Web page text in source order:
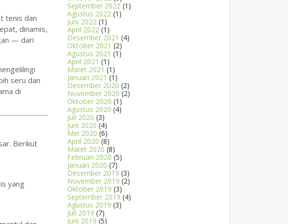
tenis dan
dinamis,
— dari
seru dan
di
Berikut
yang
September 2022 (1)
Agustus 2022 (1)
Juni 2022 (1)
April 2022 (1)
Desember 2021 (4)
Oktober 2021 (2)
Agustus 2021 (1)
April 2021 (1)
Maret 2021 (1)
Januari 2021 (1)
Desember 2020 (2)
November 2020 (2)
Oktober 2020 (1)
Agustus 2020 (4)
Juli 2020 (3)
Juni 2020 (4)
Mei 2020 (6)
April 2020 (8)
Maret 2020 (8)
Februari 2020 (5)
Januari 2020 (7)
Desember 2019 (3)
November 2019 (2)
Oktober 2019 (3)
September 2019 (4)
Agustus 2019 (3)
Juli 2019 (7)
Juni 2019 (5)